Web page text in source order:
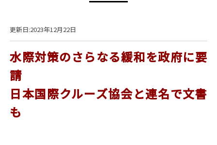
更新日:2023年12月22日
水際対策のさらなる緩和を政府に要
請
日本国際クルーズ協会と連名で文書
も